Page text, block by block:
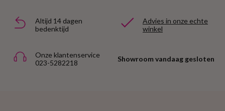
Altijd 14 dagen
bedenktijd
Advies in onze echte
winkel
Onze klantenservice
023-5282218
Showroom vandaag gesloten